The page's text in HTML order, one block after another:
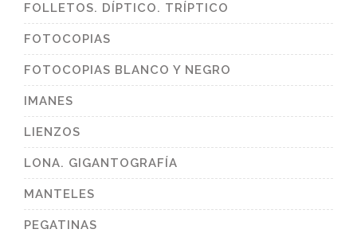
FOLLETOS. DÍPTICO. TRÍPTICO
FOTOCOPIAS
FOTOCOPIAS BLANCO Y NEGRO
IMANES
LIENZOS
LONA. GIGANTOGRAFÍA
MANTELES
PEGATINAS